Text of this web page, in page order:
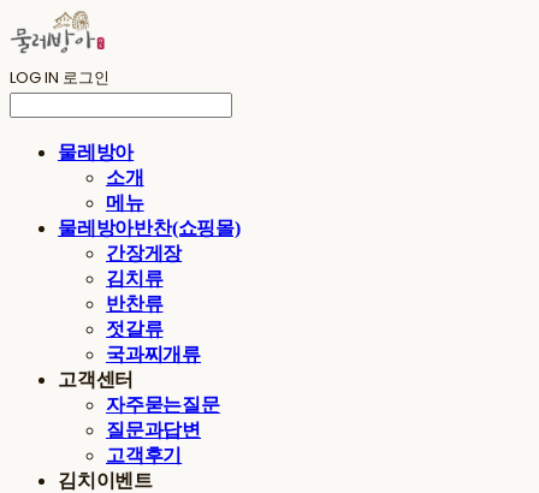
LOG IN 로그인
물레방아
소개
메뉴
물레방아반찬(쇼핑몰)
간장게장
김치류
반찬류
젓갈류
국과찌개류
고객센터
자주묻는질문
질문과답변
고객후기
김치이벤트